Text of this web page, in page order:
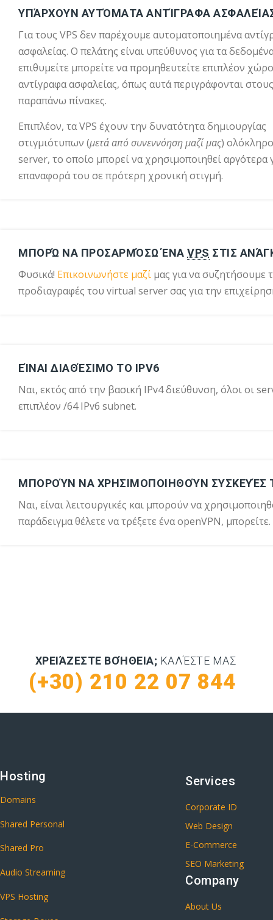
ΥΠΆΡΧΟΥΝ ΑΥΤΌΜΑΤΑ ΑΝΤΊΓΡΑΦΑ
Για τους VPS δεν παρέχουμε αυτοματοποιημένα
ασφαλείας. Ο πελάτης είναι υπεύθυνος για τα
επιθυμείτε μπορείτε να προμηθευτείτε επιπλέον
αντίγραφα ασφαλείας, όπως αυτά περιγράφονται στους
παραπάνω πίνακες.
Επιπλέον, τα VPS έχουν την δυνατότητα δημιουργίας
στιγμιότυπων (μετά από συνεννόηση μαζί μας)
server, το οποίο μπορεί να χρησιμοποιηθεί αργότερα
επαναφορά του σε πρότερη χρονική στιγμή.
ΜΠΟΡΏ ΝΑ ΠΡΟΣΑΡΜΌΣΩ ΈΝΑ VPS ΣΤΙΣ
Φυσικά! Επικοινωνήστε μαζί μας για να συζητήσουμε
προδιαγραφές του virtual server σας για την
ΕΊΝΑΙ ΔΙΑΘΈΣΙΜΟ ΤΟ IPV6
Ναι, εκτός από την βασική IPv4 διεύθυνση, όλοι οι
επιπλέον /64 IPv6 subnet.
ΜΠΟΡΟΎΝ ΝΑ ΧΡΗΣΙΜΟΠΟΙΗΘΟΎΝ ΣΥΣΚΕΥΈΣ
Ναι, είναι λειτουργικές και μπορούν να
παράδειγμα θέλετε να τρέξετε ένα openVPN, μπορείτε.
ΧΡΕΙΆΖΕΣΤΕ ΒΟΉΘΕΙΑ; ΚΑΛΈΣΤΕ ΜΑΣ
(+30) 210 22 07 844
Hosting
Domains
Shared Personal
Shared Pro
Audio Streaming
VPS Hosting
Services
Corporate ID
Web Design
E-Commerce
SEO Marketing
Company
About Us